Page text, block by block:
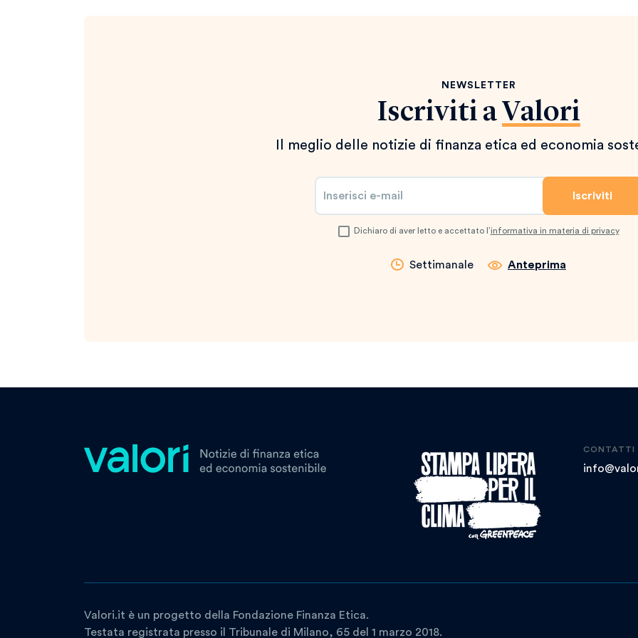
NEWSLETTER
Iscriviti a Valori
Il meglio delle notizie di finanza etica ed economia
Dichiaro di aver letto e accettato l’informativa in materia di privacy
Settimanale Anteprima
CONTATTI
Valori.it è un progetto della Fondazione Finanza Etica.
Testata registrata presso il Tribunale di Milano, 65 del 1 marzo 2018.